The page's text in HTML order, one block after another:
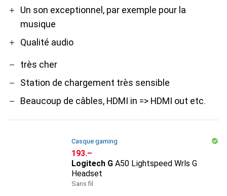
Un son exceptionnel, par exemple pour la
musique
Qualité audio
très cher
Station de chargement très sensible
Beaucoup de câbles, HDMI in => HDMI out etc.
Casque gaming
CHF
193.–
Logitech G A50 Lightspeed Wrls G
Headset
Sans fil